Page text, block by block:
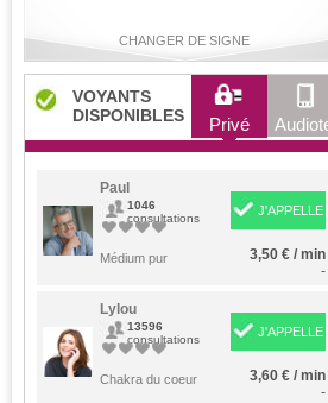
CHANGER DE SIGNE
Bélier Taureau Gémeaux Cancer
Lion Vierge Scorpion
Sagittaire
VOYANTS
DISPONIBLES
Privé
Paul
1046
consultations
Médium pur
J'APPELLE
3,50 € / min
-
Lylou
13596
consultations
Chakra du coeur
J'APPELLE
3,60 € / min
-